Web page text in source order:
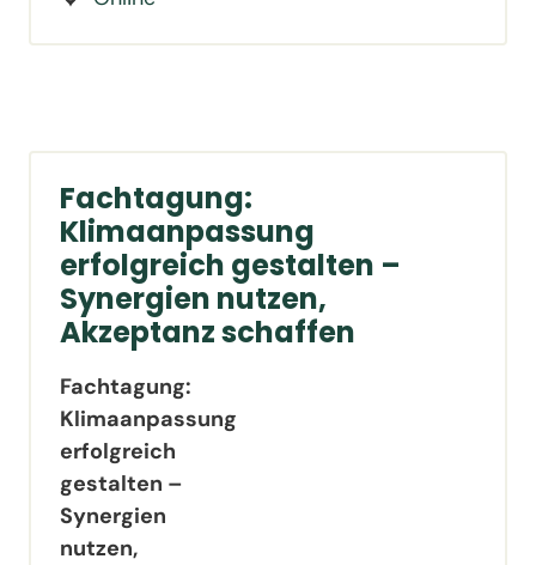
Fachtagung:
Klimaanpassung
erfolgreich gestalten –
Synergien nutzen,
Akzeptanz schaffen
Fachtagung:
Klimaanpassung
erfolgreich
gestalten –
Synergien
nutzen,